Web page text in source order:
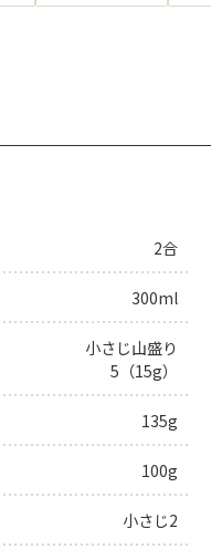
2合
300ml
小さじ山盛り
5（15g）
135g
100g
小さじ2